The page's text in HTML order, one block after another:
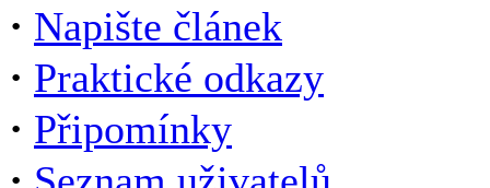
· Napište článek
· Praktické odkazy
· Připomínky